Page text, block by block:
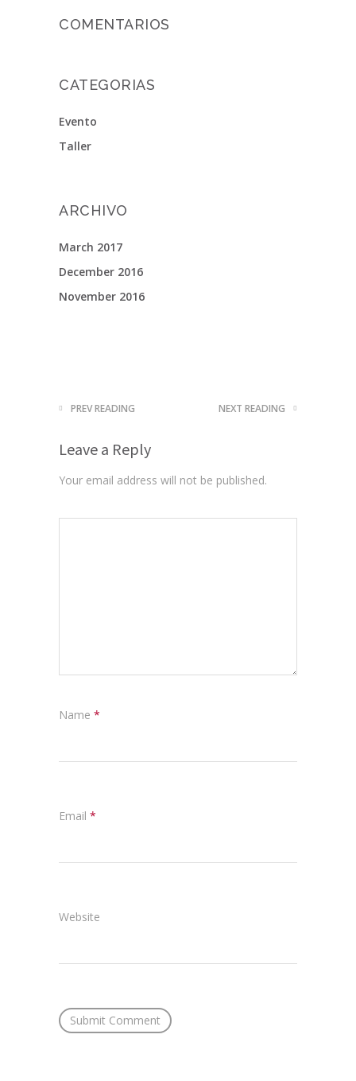
COMENTARIOS
CATEGORIAS
Evento
Taller
ARCHIVO
March 2017
December 2016
November 2016
PREV READING NEXT READING
Leave a Reply
Your email address will not be published.
Name *
Email *
Website